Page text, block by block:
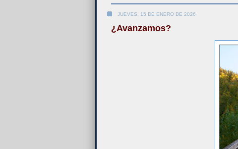
JUEVES, 15 DE ENERO DE 2026
¿Avanzamos?